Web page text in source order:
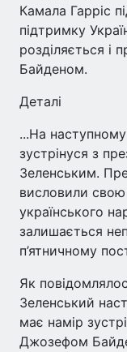
Камала Гарріс
підтримку
розділяється
Байденом.
Деталі
...На
зустрінуся з
Зеленським.
висловили
українського
залишається
п’ятничному
Як
Зеленський
має намір
Джозефом